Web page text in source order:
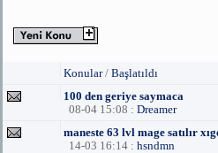
Konular/ Başlatıldı
100 den geriye saymaca
08-04 15:08 : Dreamer
maneste 63 lvl mage satılır
14-03 16:14 : hsndmn